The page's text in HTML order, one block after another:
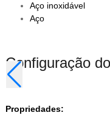
Aço inoxidável
Aço
Configuração
Propriedades: